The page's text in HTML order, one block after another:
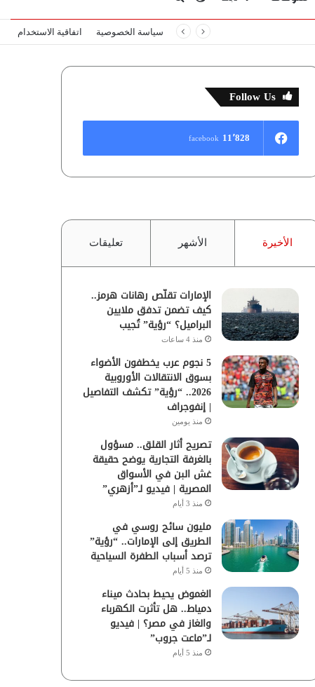
عنالمظلم
سياسة الخصوصية اتفاقية الاستخدام
Follow Us
11٬828 facebook
الأخيرة الأشهر تعليقات
الإمارات تقلّص رهانات هرمز..
كيف تضمن تدفق ملايين
البراميل؟ “رؤية” تُجيب
منذ 4 ساعات
5 نجوم عرب يخطفون الأضواء
بسوق الانتقالات الأوروبية
2026.. “رؤية” تكشف التفاصيل
| إنفوجراف
منذ يومين
تصريح أثار القلق.. مسؤول
بالغرفة التجارية يوضح حقيقة
غش البن في الأسواق
المصرية | فيديو لـ”أزهري”
منذ 3 أيام
مليون سائح روسي في
الطريق إلى الإمارات.. “رؤية”
ترصد أسباب الطفرة السياحية
منذ 5 أيام
الغموض يحيط بحادث ميناء
دمياط.. هل تأثرت الكهرباء
والغاز في مصر؟ | فيديو
لـ”ماعت جروب”
منذ 5 أيام